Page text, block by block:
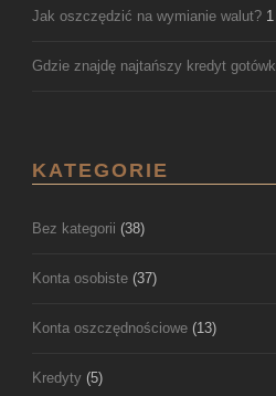
Jak oszczędzić na wymianie walut?
Gdzie znajdę najtańszy kredyt
KATEGORIE
Bez kategorii (38)
Konta osobiste (37)
Konta oszczędnościowe (13)
Kredyty (5)